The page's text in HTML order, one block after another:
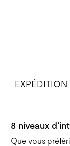
EXPÉDITION
8 niveaux
Que vous